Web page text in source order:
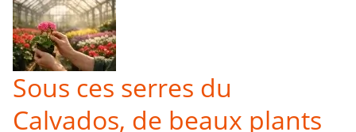
Sous ces serres du
Calvados, de beaux plants